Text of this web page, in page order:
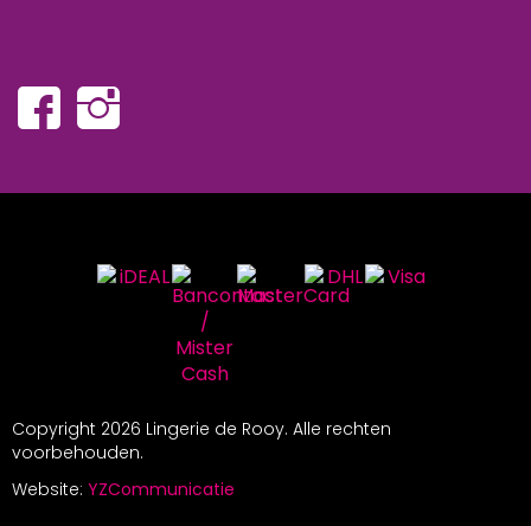
Copyright 2026 Lingerie de Rooy. Alle rechten
voorbehouden.
Website: YZCommunicatie